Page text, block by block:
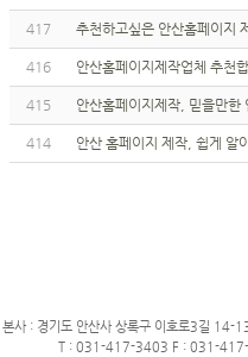
417 추천하고싶은 안산홈페이지
416 안산홈페이지제작업체 추천
415 안산홈페이지제작, 믿을만한
414 안산 홈페이지 제작, 쉽게 알
본사 : 경기도 안산사 상록구 이호로3길 14-
T : 031-417-3403 F : 031-